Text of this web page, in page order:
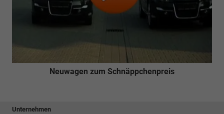
Neuwagen zum Schnäppchenpreis
Unternehmen